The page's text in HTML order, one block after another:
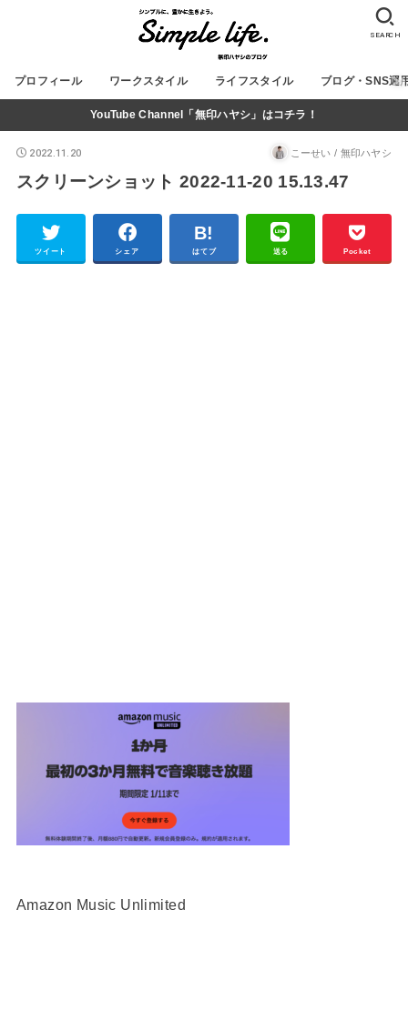
プロフィール ワークスタイル ライフスタイル ブログ・SNS運
SEARCH
YouTube Channel「無印ハヤシ」はコチラ！
2022.11.20 こーせい / 無印ハヤシ
スクリーンショット 2022-11-20 15.13.47
ツイート シェア はてブ 送る Pocket
Amazon Music Unlimited